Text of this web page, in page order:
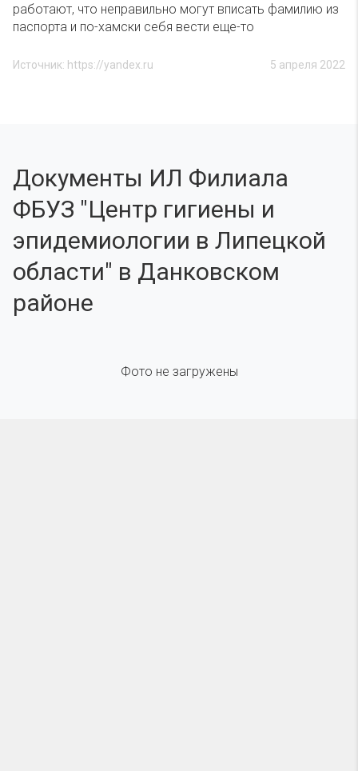
работают, что неправильно могут вписать фамилию из
паспорта и по-хамски себя вести еще-то
5 апреля 2022
Источник: https://yandex.ru
Документы ИЛ Филиала
ФБУЗ "Центр гигиены и
эпидемиологии в Липецкой
области" в Данковском
районе
Фото не загружены